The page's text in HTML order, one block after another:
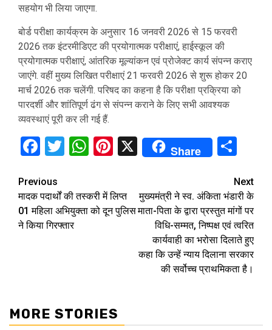
सहयोग भी लिया जाएगा.
बोर्ड परीक्षा कार्यक्रम के अनुसार 16 जनवरी 2026 से 15 फरवरी
2026 तक इंटरमीडिएट की प्रयोगात्मक परीक्षाएं, हाईस्कूल की
प्रयोगात्मक परीक्षाएं, आंतरिक मूल्यांकन एवं प्रोजेक्ट कार्य संपन्न कराए
जाएंगे. वहीं मुख्य लिखित परीक्षाएं 21 फरवरी 2026 से शुरू होकर 20
मार्च 2026 तक चलेंगी. परिषद का कहना है कि परीक्षा प्रक्रिया को
पारदर्शी और शांतिपूर्ण ढंग से संपन्न कराने के लिए सभी आवश्यक
व्यवस्थाएं पूरी कर ली गई हैं.
Facebook
Twitter
WhatsApp
Pinterest
X Share
Continue
Reading
Previous
मादक पदार्थों की तस्करी में लिप्त
01 महिला अभियुक्ता को दून पुलिस
ने किया गिरफ्तार
Next
मुख्यमंत्री ने स्व. अंकिता भंडारी के
माता-पिता के द्वारा प्रस्तुत मांगों पर
विधि-सम्मत, निष्पक्ष एवं त्वरित
कार्यवाही का भरोसा दिलाते हुए
कहा कि उन्हें न्याय दिलाना सरकार
की सर्वोच्च प्राथमिकता है।
MORE STORIES